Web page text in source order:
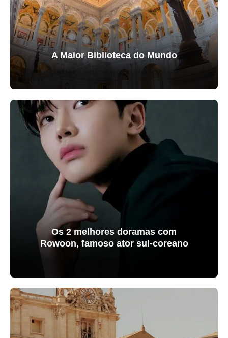
A Maior Biblioteca do Mundo
Os 2 melhores doramas com
Rowoon, famoso ator sul-coreano